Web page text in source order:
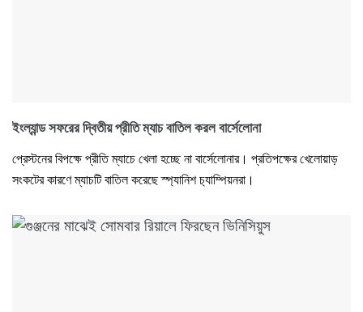
ইংল্যান্ড সফরের দ্বিতীয় প্রীতি ম্যাচ বাতিল করল বার্সেলোনা
প্রেস্টনের বিপক্ষে প্রীতি ম্যাচে খেলা হচ্ছে না বার্সেলোনার। প্রতিপক্ষের খেলোয়াড়
সংকটের কারণে ম্যাচটি বাতিল করেছে স্প‍্যানিশ চ‍্যাম্পিয়নরা।